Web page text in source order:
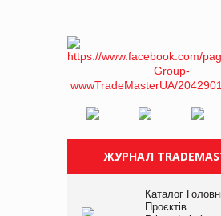
ЖУРНАЛ
Каталог
Проєктів